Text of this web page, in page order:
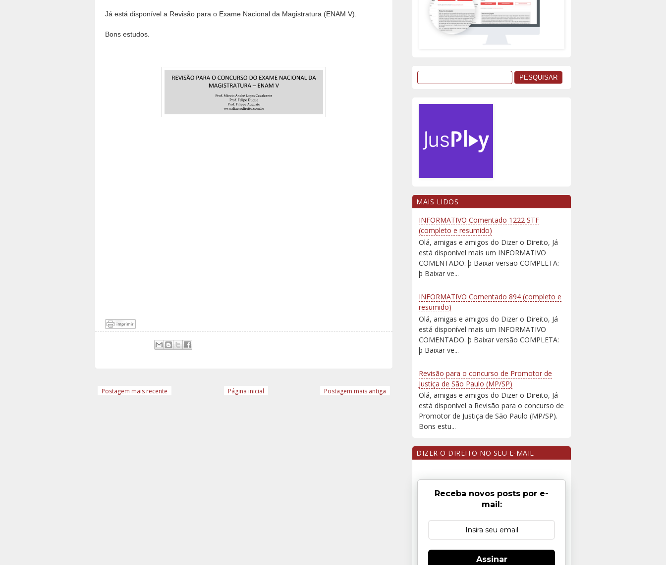
Já está disponível a Revisão para o Exame Nacional da Magistratura (ENAM V).
Bons estudos.
Postagem mais recente Postagem mais antiga
Página inicial
MAIS LIDOS
INFORMATIVO Comentado 1222 STF
(completo e resumido)
Olá, amigas e amigos do Dizer o Direito, Já
está disponível mais um INFORMATIVO
COMENTADO. þ Baixar versão COMPLETA:
þ Baixar ve...
INFORMATIVO Comentado 894 (completo e
resumido)
Olá, amigas e amigos do Dizer o Direito, Já
está disponível mais um INFORMATIVO
COMENTADO. þ Baixar versão COMPLETA:
þ Baixar ve...
Revisão para o concurso de Promotor de
Justiça de São Paulo (MP/SP)
Olá, amigas e amigos do Dizer o Direito, Já
está disponível a Revisão para o concurso de
Promotor de Justiça de São Paulo (MP/SP).
Bons estu...
DIZER O DIREITO NO SEU E-MAIL
Receba novos posts por e-
mail:
Assinar